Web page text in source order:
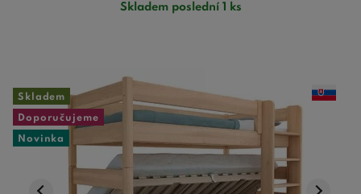
Skladem poslední 1 ks
Skladem
Doporučujeme
Novinka